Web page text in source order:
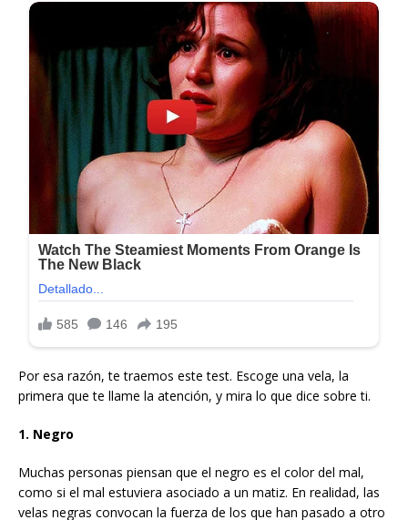
Por esa razón, te traemos este test. Escoge una vela, la
primera que te llame la atención, y mira lo que dice sobre ti.
1. Negro
Muchas personas piensan que el negro es el color del mal,
como si el mal estuviera asociado a un matiz. En realidad, las
velas negras convocan la fuerza de los que han pasado a otro